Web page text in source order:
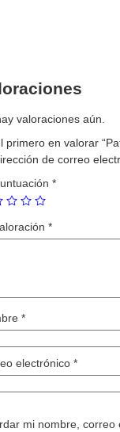
valoraciones aún.
primero en valorar
de correo
*
*
*
electrónico *
mi nombre, correo